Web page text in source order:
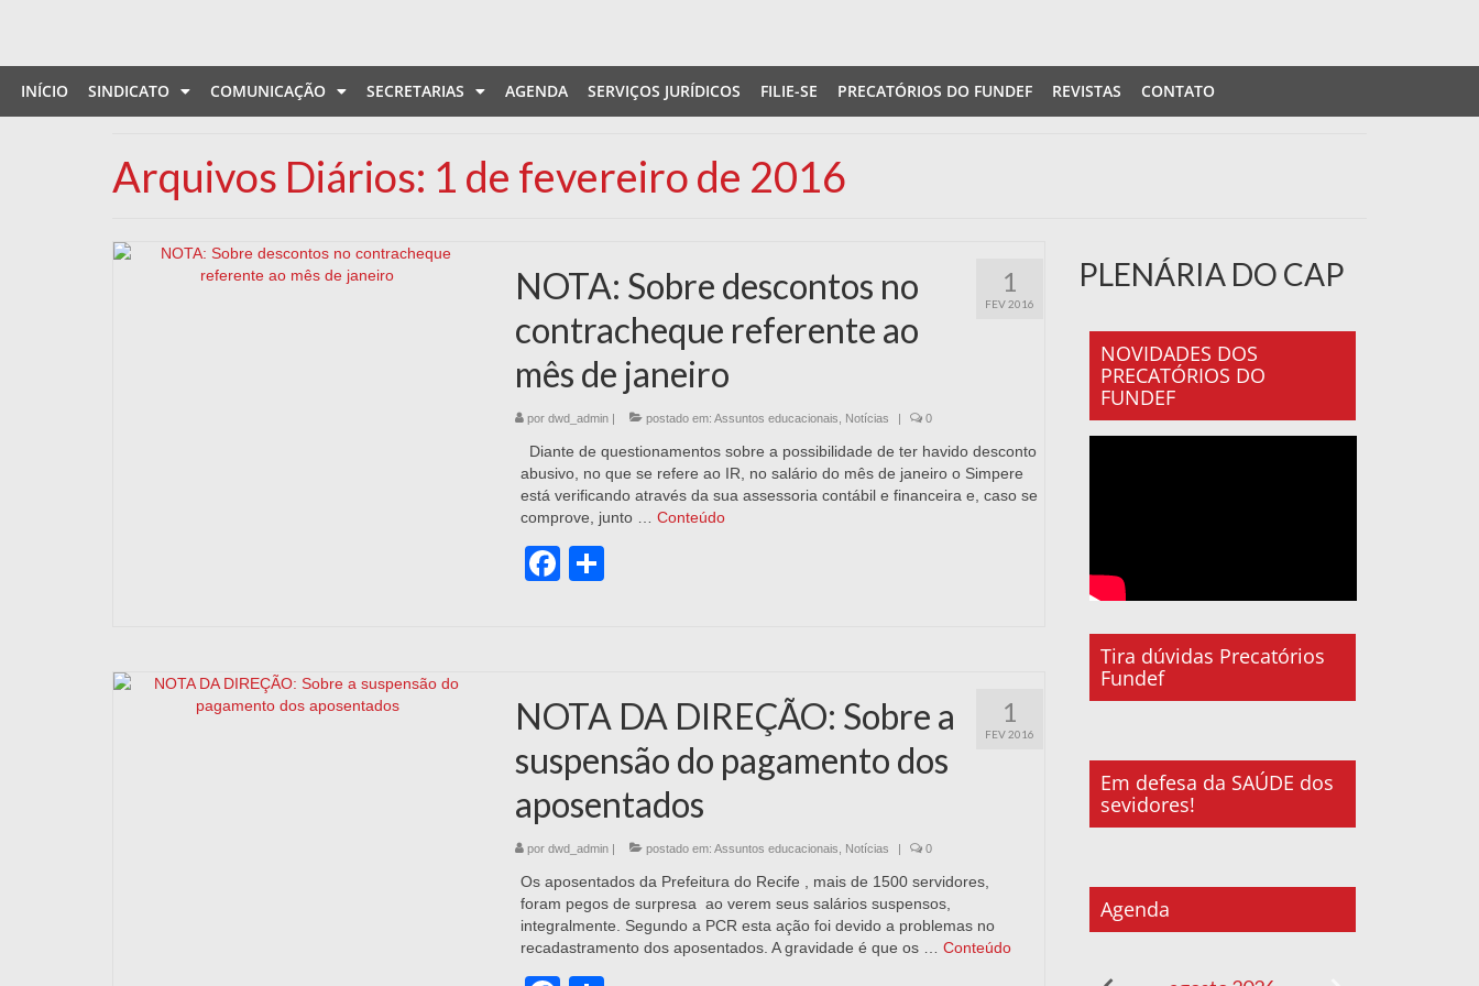
INÍCIO SINDICATO COMUNICAÇÃO SECRETARIAS AGENDA SERVIÇOS JURÍDICOS FILIE-SE PRECATÓRIOS DO FUNDEF REVISTAS CONTATO
Arquivos Diários: 1 de fevereiro de 2016
1
FEV 2016
NOTA: Sobre descontos no
contracheque referente ao
mês de janeiro
por dwd_admin| postado em: Assuntos educacionais Notícias | 0
Diante de questionamentos sobre a possibilidade de ter havido desconto
abusivo, no que se refere ao IR, no salário do mês de janeiro o Simpere
está verificando através da sua assessoria contábil e financeira e, caso se
comprove, junto … Conteúdo
Facebook
1
FEV 2016
NOTA DA DIREÇÃO: Sobre a
suspensão do pagamento dos
aposentados
por dwd_admin| postado em: Assuntos educacionais Notícias | 0
Os aposentados da Prefeitura do Recife , mais de 1500 servidores,
foram pegos de surpresa ao verem seus salários suspensos,
integralmente. Segundo a PCR esta ação foi devido a problemas no
recadastramento dos aposentados. A gravidade é que os … Conteúdo
PLENÁRIA DO CAP
NOVIDADES DOS
PRECATÓRIOS DO
FUNDEF
Tira dúvidas Precatórios
Fundef
Em defesa da SAÚDE dos
sevidores!
Agenda